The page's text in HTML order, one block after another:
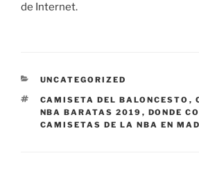
de Internet.
CATEGORÍAS
UNCATEGORIZED
ETIQUETAS
CAMISETA DEL BALONCESTO ,
NBA BARATAS 2019 , DONDE
CAMISETAS DE LA NBA EN